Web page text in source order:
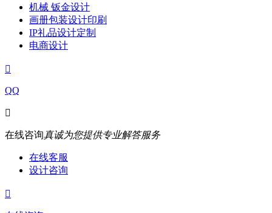
机械 钣金设计
画册包装设计印刷
IP礼品设计定制
电商设计

QQ

在线咨询真诚为您提供专业解答服务
在线客服
设计咨询
